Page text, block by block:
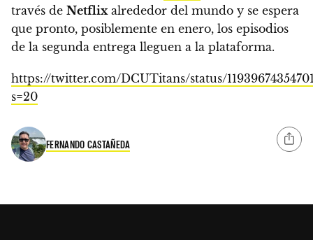
través de Netflix alrededor del mundo y se espera
que pronto, posiblemente en enero, los episodios
de la segunda entrega lleguen a la plataforma.
https://twitter.com/DCUTitans/status/
s=20
FERNANDO CASTAÑEDA